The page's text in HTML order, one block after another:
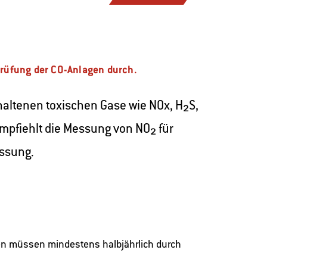
der CO-Anlagen durch.
toxischen Gase wie NOx, H₂S,
die Messung von NO₂ für
müssen mindestens halbjährlich durch